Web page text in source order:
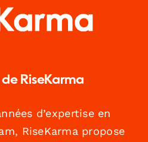
RiseKarma
d’expertise en
RiseKarma propose